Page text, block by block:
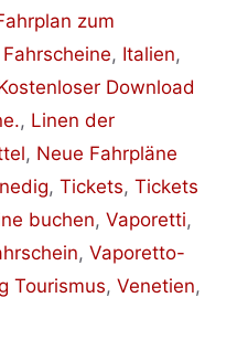
zum
Fahrscheine, Italien,
Download
, Linen der
, Neue Fahrpläne
, Tickets, Tickets
buchen, Vaporetti,
, Vaporetto-
Tourismus, Venetien,